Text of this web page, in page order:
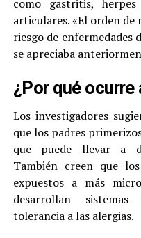
como gastritis,
articulares. «El orden de
riesgo de enfermedades
se apreciaba
¿Por qué ocurre
Los investigadores
que los padres
que puede llevar a
También creen que
expuestos a más
desarrollan
tolerancia a las alergias.